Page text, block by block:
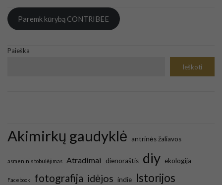
Paremk kūrybą CONTRIBEE
Paieška
Ieškoti
Akimirkų gaudyklė antrinės žaliavos
asmeninis tobulėjimas Atradimai dienoraštis diy ekologija
Facebook fotografija idėjos indie Istorijos